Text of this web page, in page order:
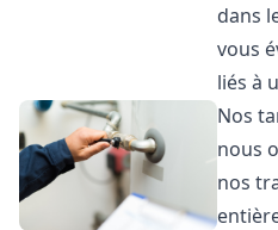
dans
vous
liés à
Nos
nous
nos